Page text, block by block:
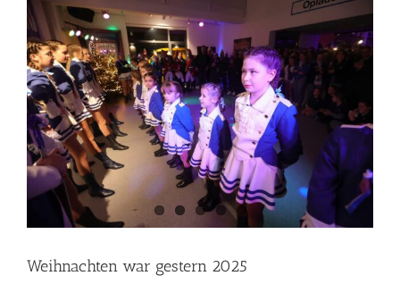
Weihnachten war gestern 2025